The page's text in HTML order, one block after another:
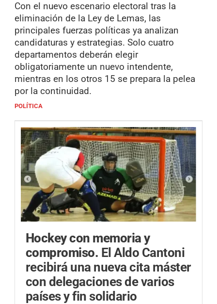
Con el nuevo escenario electoral tras la
eliminación de la Ley de Lemas, las
principales fuerzas políticas ya analizan
candidaturas y estrategias. Solo cuatro
departamentos deberán elegir
obligatoriamente un nuevo intendente,
mientras en los otros 15 se prepara la pelea
por la continuidad.
POLÍTICA
Hockey con memoria y
compromiso. El Aldo Cantoni
recibirá una nueva cita máster
con delegaciones de varios
países y fin solidario